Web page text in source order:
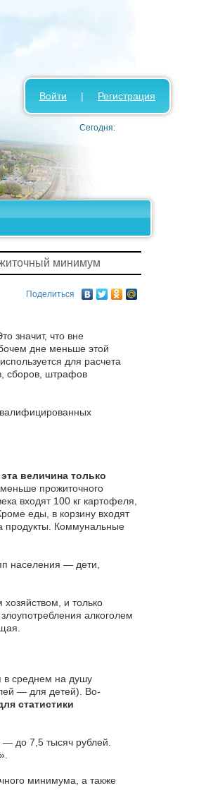
Войти | Регистрация
Сегодня:
минимум
Поделиться
значит, что вне
дне меньше этой
для расчета
сборов, штрафов
величина только
прожиточного
входят 100 кг картофеля,
еды, в корзину входят
продукты. Коммунальные
населения — дети,
и только
алкоголем
в среднем на душу
— для детей). Во-
статистики
— до 7,5 тысяч рублей.
минимума, а также